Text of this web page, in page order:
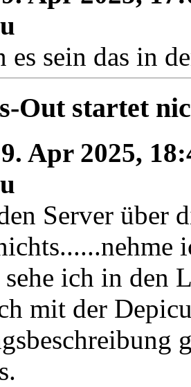
es sein das in
Out startet
Apr 2025,
Server über
ich in den
mit der